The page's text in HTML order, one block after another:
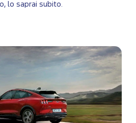
lo saprai subito.